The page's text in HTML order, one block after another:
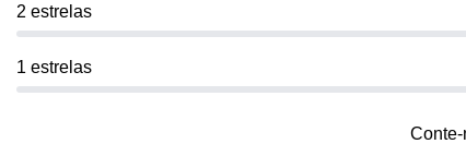
2 estrelas
1 estrelas